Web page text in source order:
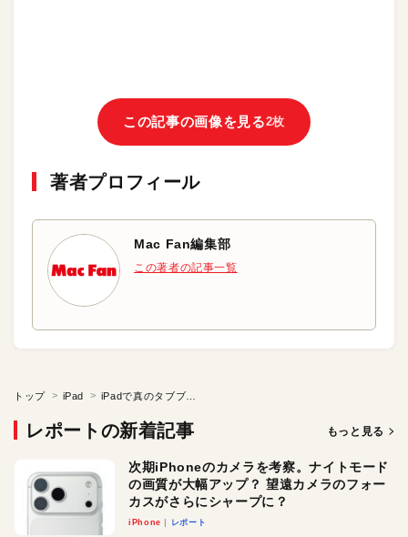
この記事の画像を見る2枚
著者プロフィール
Mac Fan編集部
この著者の記事一覧
トップ iPad
レポートの新着記事 もっと見る
次期iPhoneのカメラを考察。ナイトモード
の画質が大幅アップ？ 望遠カメラのフォー
カスがさらにシャープに？
iPhone レポート